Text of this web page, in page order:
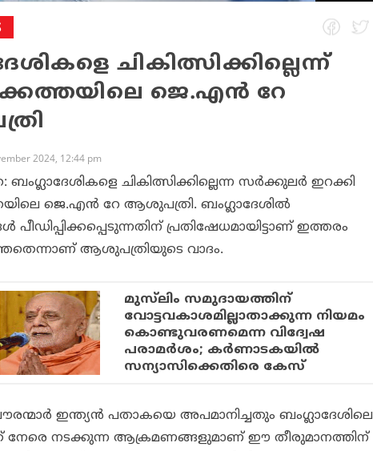
ചികിത്സിക്കില്ലെന്ന്
ജെ.എൻ റേ
2024, 12:44 pm
ചികിത്സിക്കില്ലെന്ന സർക്കുലർ ഇറക്കി
ജെ.എൻ റേ ആശുപത്രി. ബംഗ്ലാദേശിൽ
പ്രതിഷേധമായിട്ടാണ് ഇത്തരം
ആശുപത്രിയുടെ വാദം.
മുസ്‌ലിം സമുദായത്തിന്
വോട്ടവകാശമില്ലാതാക്കുന്ന നിയമം
കൊണ്ടുവരണമെന്ന വിദ്വേഷ
പരാമര്‍ശം; കര്‍ണാടകയില്‍
സന്യാസിക്കെതിരെ കേസ്
ഇന്ത്യൻ പതാകയെ അപമാനിച്ചതും ബംഗ്ലാദേശിലെ
നേരെ നടക്കുന്ന ആക്രമണങ്ങളുമാണ് ഈ തീരുമാനത്തിന്